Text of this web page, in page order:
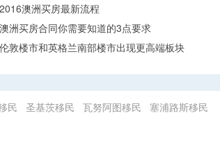
2016澳洲买房最新流程
澳洲买房合同你需要知道的3点要求
伦敦楼市和英格兰南部楼市出现更高端板块
民 圣基茨移民 瓦努阿图移民 塞浦路斯移民